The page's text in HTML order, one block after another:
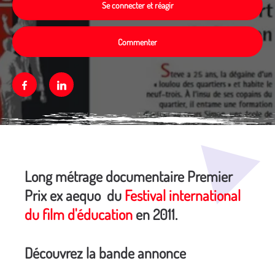
Se connecter et réagir
Commenter
FacebookLinkedin
Long métrage documentaire Premier
Prix ex aequo duFestival international
du film d'éducationen 2011.
Découvrez la bande annonce